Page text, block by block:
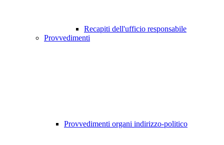
Recapiti dell'ufficio responsabile
Provvedimenti
Provvedimenti organi indirizzo-politico